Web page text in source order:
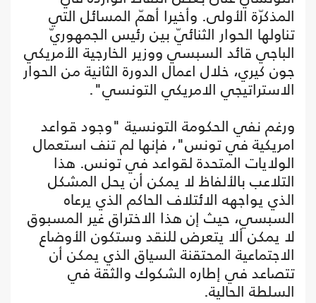
المذكرّة الأولى. وأخيرا أهمّ المسائل التي
تناولها الحوار الثنائيّ بين رئيس الجمهوريّ
الباجي قائد السبسي ووزير الخارجية الأمريكي
جون كيري، خلال اعمال الدورة الثانية من الحوار
الاستراتيجي الامريكي التونسي".
ورغم نفي الحكومة التونسية "وجود قواعد
امريكية في تونس"، فإنها لم تنف استعمال
الولايات المتحدة لقواعد في تونس. هذا
التلاعب بالألفاظ لا يمكن أن يحل المشكل
الذي يواجهه الائتلاف الحاكم الذي يرعاه
السبسي، حيث إن هذا الاختراق غير المسبوق
لا يمكن ألا يتعرض للنقد وستكون الأوضاع
الاجتماعية المحتقنة السياق الذي يمكن أن
تتصاعد في إطاره الشكوك والثقة في
السلطة الحالية.